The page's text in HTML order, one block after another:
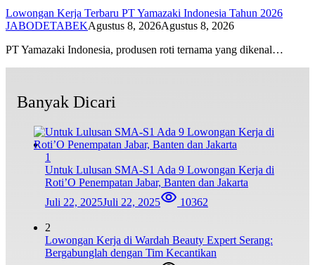
Lowongan Kerja Terbaru PT Yamazaki Indonesia Tahun 2026
JABODETABEKAgustus 8, 2026Agustus 8, 2026
PT Yamazaki Indonesia, produsen roti ternama yang dikenal…
Banyak Dicari
1
Untuk Lulusan SMA-S1 Ada 9 Lowongan Kerja di
Roti’O Penempatan Jabar, Banten dan Jakarta
Juli 22, 2025Juli 22, 2025 10362
2
Lowongan Kerja di Wardah Beauty Expert Serang:
Bergabunglah dengan Tim Kecantikan